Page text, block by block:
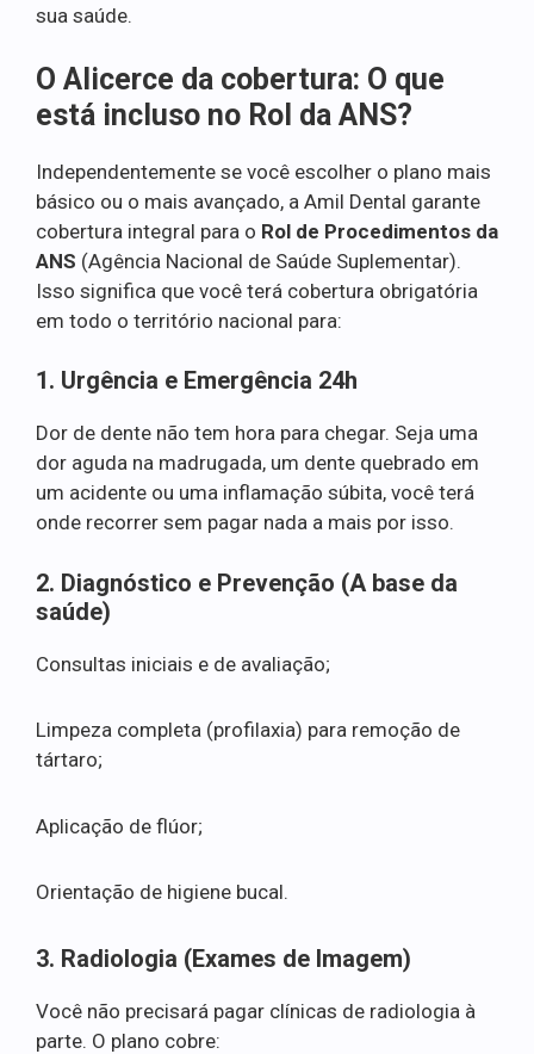
sua saúde.
O Alicerce da cobertura: O que
está incluso no Rol da ANS?
Independentemente se você escolher o plano mais
básico ou o mais avançado, a Amil Dental garante
cobertura integral para o Rol de Procedimentos da
ANS (Agência Nacional de Saúde Suplementar).
Isso significa que você terá cobertura obrigatória
em todo o território nacional para:
1. Urgência e Emergência 24h
Dor de dente não tem hora para chegar. Seja uma
dor aguda na madrugada, um dente quebrado em
um acidente ou uma inflamação súbita, você terá
onde recorrer sem pagar nada a mais por isso.
2. Diagnóstico e Prevenção (A base da
saúde)
Consultas iniciais e de avaliação;
Limpeza completa (profilaxia) para remoção de
tártaro;
Aplicação de flúor;
Orientação de higiene bucal.
3. Radiologia (Exames de Imagem)
Você não precisará pagar clínicas de radiologia à
parte. O plano cobre: